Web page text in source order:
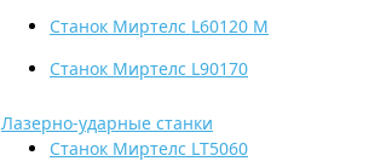
Станок Миртелс L60120 М
Станок Миртелс L90170
Лазерно-ударные станки
Cтанок Миртелс LT5060